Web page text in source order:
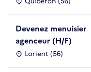
Devenez menuisier
agenceur (H/F)
Lorient (56)